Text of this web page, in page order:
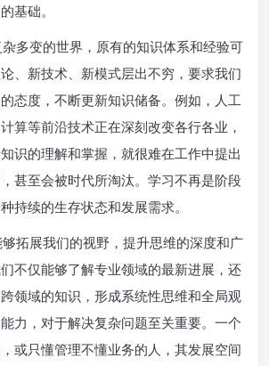
基础。
多变的世界，原有的知识体系和经验可
、新技术、新模式层出不穷，要求我们
态度，不断更新知识储备。例如，人工
算等前沿技术正在深刻改变各行各业，
识的理解和掌握，就很难在工作中提出
甚至会被时代所淘汰。学习不再是阶段
持续的生存状态和发展需求。
拓展我们的视野，提升思维的深度和广
不仅能够了解专业领域的最新进展，还
领域的知识，形成系统性思维和全局观
力，对于解决复杂问题至关重要。一个
或只懂管理不懂业务的人，其发展空间